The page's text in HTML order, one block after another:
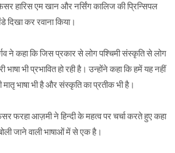
हारिस एम खान और नर्सिंग कालिज की प्रिन्सिपल
कर रवाना किया।
ने कहा कि जिस प्रकार से लोग पश्चिमी संस्कृति से लोग
भाषा भी प्रभावित हो रही है। उन्होंने कहा कि हमें यह नहीं
मातृ भाषा भी है और संस्कृति का प्रतीक भी है।
फरहा आज़मी ने हिन्दी के महत्व पर चर्चा करते हुए कहा
बोली जाने वाली भाषाओं में से एक है।